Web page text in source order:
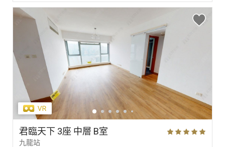
君臨天下 3座 中層 B室
九龍站